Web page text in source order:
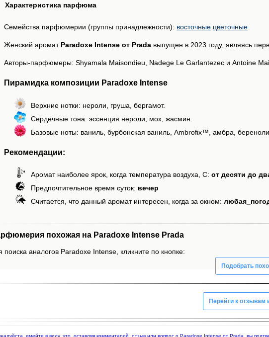
Характеристика парфюма
Семейства парфюмерии (группы принадлежности): восточные цветочные
Женский аромат Paradoxe Intense от Prada выпущен в 2023 году, являясь
Авторы-парфюмеры: Shyamala Maisondieu, Nadege Le Garlantezec и Antoine
Пирамидка композиции Paradoxe Intense
Верхние нотки: нероли, груша, бергамот.
Сердечные тона: эссенция нероли, мох, жасмин.
Базовые ноты: ваниль, бурбонская ваниль, Ambrofix™, амбра,
Рекомендации:
Аромат наиболее ярок, когда температура воздуха, С: от десяти до
Предпочтительное время суток: вечер
Считается, что данный аромат интересен, когда за окном:
похожая на Paradoxe Intense Prada
поиска аналогов Paradoxe Intense, кликните по кнопке:
Подобрать
Перейти к отзывам